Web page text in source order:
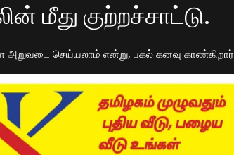
மீது குற்றச்சாட்டு.
செய்யலாம் என்று, பகல் கனவு காண்கிறார்